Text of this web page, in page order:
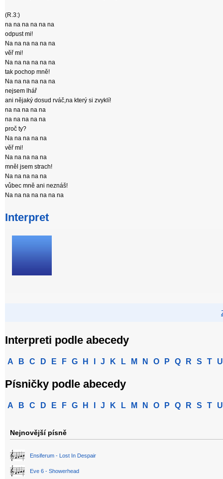
(R.3:)
na na na na na na
odpust mi!
Na na na na na na
věř mi!
Na na na na na na
tak pochop mně!
Na na na na na na
nejsem lhář
ani nějaký dosud rváč,na který si zvyklí!
na na na na na
na na na na na
proč ty?
Na na na na na
věř mi!
Na na na na na
mněl jsem strach!
Na na na na na
vůbec mně ani neznáš!
Na na na na na na na
Interpret
Interpreti podle abecedy
A B C D E F G H J K L M N O P Q R S T U
Písničky podle abecedy
A B C D E F G H J K L M N O P Q R S T U
Nejnovější písně
Ensiferum - Lost In Despair
Eve 6 - Showerhead